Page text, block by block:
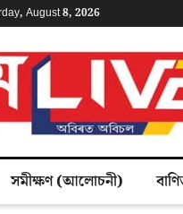
August 8, 2026
সমীক্ষণ (আলোচনী)